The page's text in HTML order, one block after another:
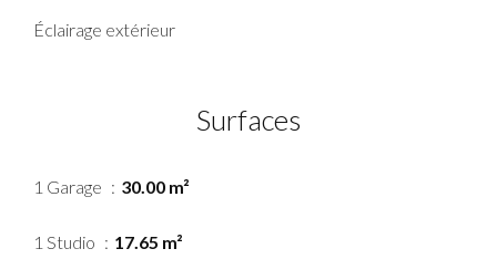
Éclairage extérieur
Surfaces
1 Garage 30.00 m²
1 Studio 17.65 m²